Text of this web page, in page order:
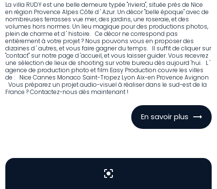
La villa RUDY est une belle demeure typée "riviera", située près de Nice
en région Provence Alpes Côte d ' Azur. Un décor "belle époque" avec de
nombreuses terrasses vue mer, des jardins, une roseraie, et des
volumes hors normes. Un lieu magique pour des productions photos,
plein de charme et d ' histoire. Ce décor ne correspond pas
entièrement à votre projet ? Nous pouvons vous en proposer des
dizaines d ' autres, et vous faire gagner du temps. Il suffit de cliquer sur
"contact" sur notre page d 'accueil, et vous laisser guider. Vous recevrez
une sélection de lieux de shooting sur votre bureau dès aujourd 'hui. L '
agence de production photo et film Easy Production couvre les villes
de : Nice Cannes Monaco Saint-Tropez Lyon Aix-en Provence Avignon
Vous préparez un projet audio-visuel à réaliser dans le sud-est de la
France ? Contactez-nous dès maintenant !
En savoir plus
center_focus_strong